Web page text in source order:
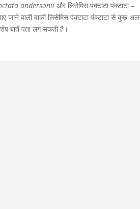
andersonii और लिसेमिस पंक्टाटा पंक्टाटा –
जाने वाली वाकी लिसेमिस पंक्टाटा पंक्टाटा से कुछ
बातें पता लग सकती है।